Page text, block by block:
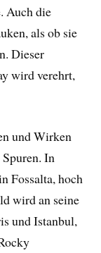
Auch die
als ob sie
Dieser
wird verehrt,
und Wirken
In
Fossalta, hoch
wird an seine
und Istanbul,